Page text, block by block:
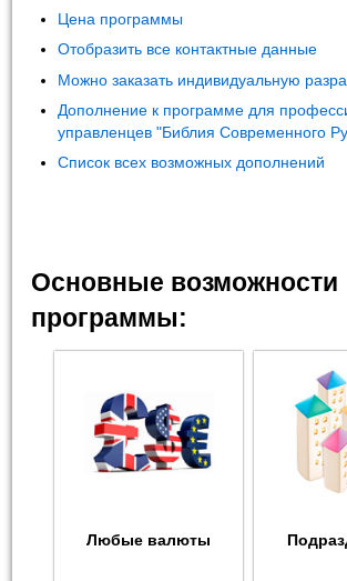
Цена программы
Отобразить все контактные данные
Можно заказать индивидуальную
Дополнение к программе для
управленцев "Библия Современного
Список всех возможных дополнений
Основные возможности
программы:
Любые валюты